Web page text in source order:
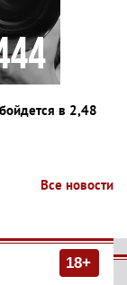
в 2,48
Все новости
18+